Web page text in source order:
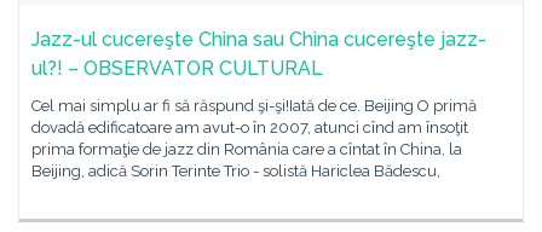
Jazz-ul cucereşte China sau China cucereşte jazz-
ul?! – OBSERVATOR CULTURAL
Cel mai simplu ar fi să răspund şi-şi!Iată de ce. Beijing O primă
dovadă edificatoare am avut-o în 2007, atunci cînd am însoţit
prima formaţie de jazz din România care a cîntat în China, la
Beijing, adică Sorin Terinte Trio - solistă Hariclea Bădescu,